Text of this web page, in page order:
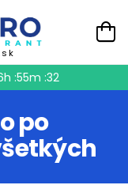
:55m :31
po